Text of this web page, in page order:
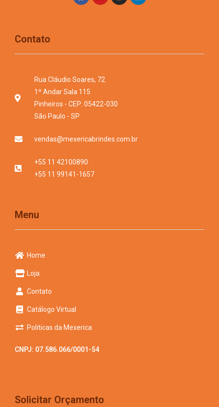
Contato
Rua Cláudio Soares, 72
1º Andar Sala 115
Pinheiros - CEP: 05422-030
São Paulo - SP
vendas@mexericabrindes.com.br
+55 11 42100890
+55 11 99141-1657
Menu
Home
Loja
Contato
Catálogo Virtual
Politicas da Mexerica
CNPJ: 07.586.066/0001-54
Solicitar Orçamento